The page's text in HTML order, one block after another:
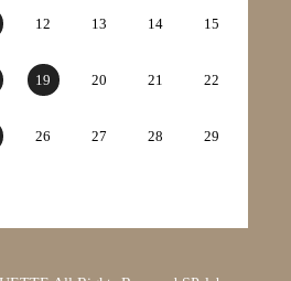
12 13 14 15
19 20 21 22
26 27 28 29